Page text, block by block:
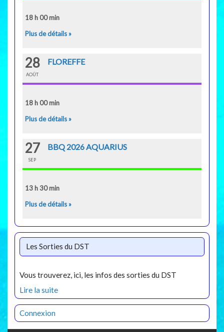
18 h 00 min
Plus de détails »
28
AOÛT
FLOREFFE
18 h 00 min
Plus de détails »
27
SEP
BBQ 2026 AQUARIUS
13 h 30 min
Plus de détails »
Les Sorties du DST
Vous trouverez, ici, les infos des sorties du DST
Lire la suite
Connexion